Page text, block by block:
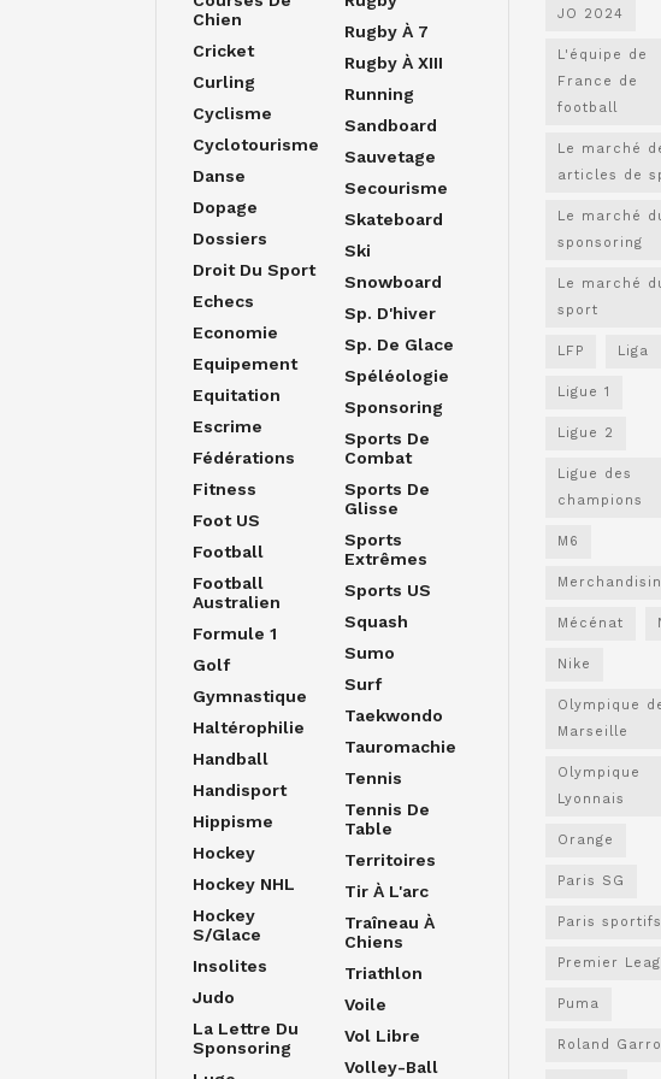
Chien
Cricket
Curling
Cyclisme
Cyclotourisme
Danse
Dopage
Dossiers
Droit Du Sport
Echecs
Economie
Equipement
Equitation
Escrime
Fédérations
Fitness
Foot US
Football
Football
Australien
Formule 1
Golf
Gymnastique
Haltérophilie
Handball
Handisport
Hippisme
Hockey
Hockey NHL
Hockey
S/glace
Insolites
Judo
La Lettre Du
Sponsoring
Rugby À 7
Rugby À XIII
Running
Sandboard
Sauvetage
Secourisme
Skateboard
Ski
Snowboard
Sp. D'hiver
Sp. De Glace
Spéléologie
Sponsoring
Sports De
Combat
Sports De
Glisse
Sports
Extrêmes
Sports US
Squash
Sumo
Surf
Taekwondo
Tauromachie
Tennis
Tennis De
Table
Territoires
Tir À L'arc
Traîneau À
Chiens
Triathlon
Voile
Vol Libre
Volley-Ball
JO 2024
L'équipe de
France de
football
Le marché
articles de
Le marché
sponsoring
Le marché
sport
LFP Liga
Ligue 1
Ligue 2
Ligue des
champions
M6
Mécénat
Nike
Olympique
Marseille
Olympique
Lyonnais
Orange
Paris SG
Paris sportifs
Premier
Puma
Roland